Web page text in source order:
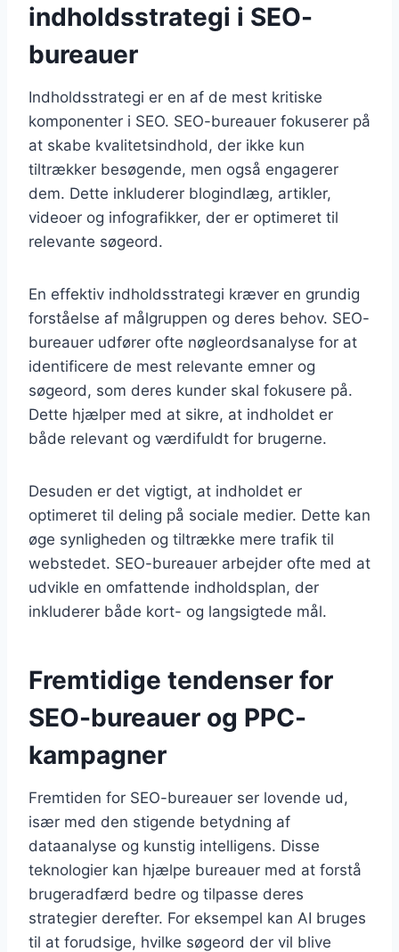
indholdsstrategi i SEO-
bureauer
Indholdsstrategi er en af de mest kritiske
komponenter i SEO. SEO-bureauer fokuserer på
at skabe kvalitetsindhold, der ikke kun
tiltrækker besøgende, men også engagerer
dem. Dette inkluderer blogindlæg, artikler,
videoer og infografikker, der er optimeret til
relevante søgeord.
En effektiv indholdsstrategi kræver en grundig
forståelse af målgruppen og deres behov. SEO-
bureauer udfører ofte nøgleordsanalyse for at
identificere de mest relevante emner og
søgeord, som deres kunder skal fokusere på.
Dette hjælper med at sikre, at indholdet er
både relevant og værdifuldt for brugerne.
Desuden er det vigtigt, at indholdet er
optimeret til deling på sociale medier. Dette kan
øge synligheden og tiltrække mere trafik til
webstedet. SEO-bureauer arbejder ofte med at
udvikle en omfattende indholdsplan, der
inkluderer både kort- og langsigtede mål.
Fremtidige tendenser for
SEO-bureauer og PPC-
kampagner
Fremtiden for SEO-bureauer ser lovende ud,
især med den stigende betydning af
dataanalyse og kunstig intelligens. Disse
teknologier kan hjælpe bureauer med at forstå
brugeradfærd bedre og tilpasse deres
strategier derefter. For eksempel kan AI bruges
til at forudsige, hvilke søgeord der vil blive